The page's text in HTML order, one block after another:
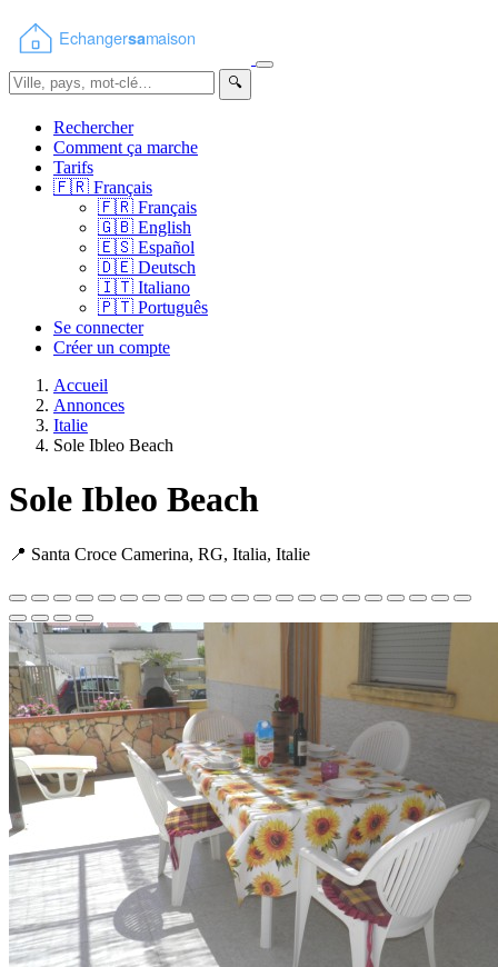
🔍
Rechercher
Comment ça marche
Tarifs
🇫🇷 Français
🇫🇷 Français
🇬🇧 English
🇪🇸 Español
🇩🇪 Deutsch
🇮🇹 Italiano
🇵🇹 Português
Se connecter
Créer un compte
Accueil
Annonces
Italie
Sole Ibleo Beach
Sole Ibleo Beach
📍 Santa Croce Camerina, RG, Italia, Italie